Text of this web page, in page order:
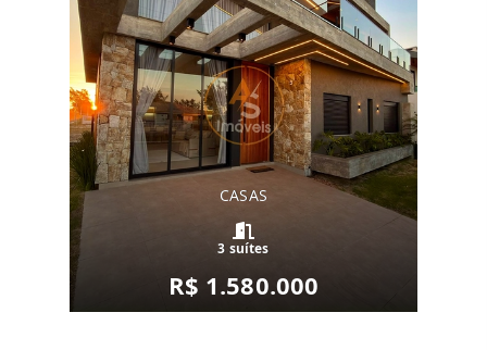
CASAS
3 suítes
R$ 1.580.000